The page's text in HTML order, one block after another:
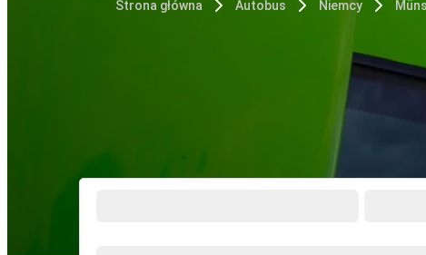
Strona główna Autobus Niemcy